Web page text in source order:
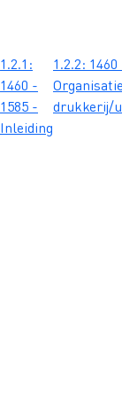
1.2.1:
1460 -
1585 -
Inleiding
1.2.2:
drukkerij/